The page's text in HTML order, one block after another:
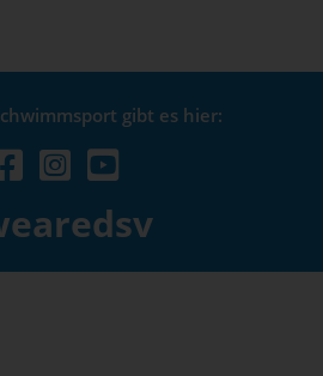
gibt es hier: